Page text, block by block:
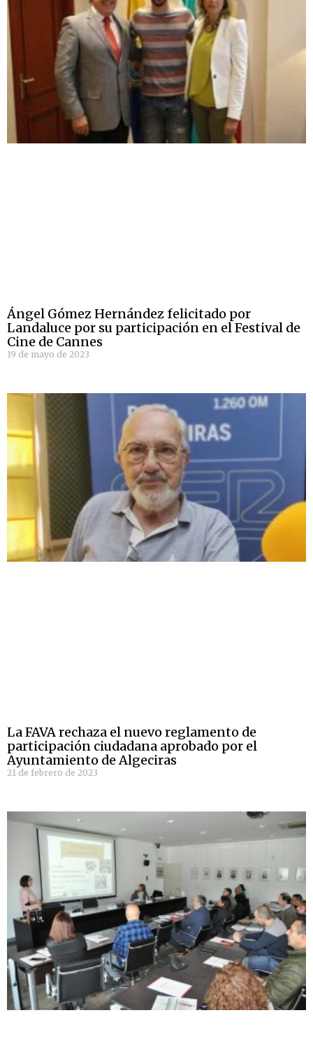
Ángel Gómez Hernández felicitado por
Landaluce por su participación en el Festival de
Cine de Cannes
19 de mayo de 2023
La FAVA rechaza el nuevo reglamento de
participación ciudadana aprobado por el
Ayuntamiento de Algeciras
21 de febrero de 2023